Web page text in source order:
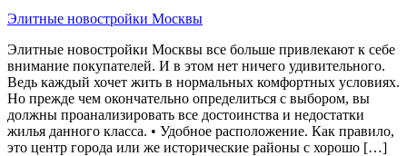
Элитные новостройки Москвы
Элитные новостройки Москвы все больше привлекают к себе
внимание покупателей. И в этом нет ничего удивительного.
Ведь каждый хочет жить в нормальных комфортных условиях.
Но прежде чем окончательно определиться с выбором, вы
должны проанализировать все достоинства и недостатки
жилья данного класса. • Удобное расположение. Как правило,
это центр города или же исторические районы с хорошо […]